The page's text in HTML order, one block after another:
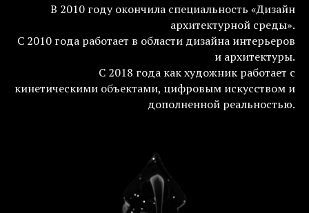
В 2010 году окончила специальность «Дизайн
архитектурной среды».
С 2010 года работает в области дизайна интерьеров
и архитектуры.
С 2018 года как художник работает с
кинетическими объектами, цифровым искусством и
дополненной реальностью.